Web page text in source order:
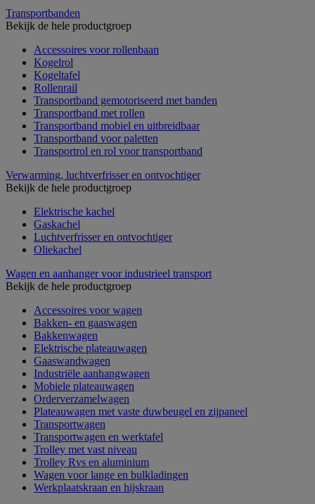
Transportbanden
Bekijk de hele productgroep
Accessoires voor rollenbaan
Kogelrol
Kogeltafel
Rollenrail
Transportband gemotoriseerd met banden
Transportband met rollen
Transportband mobiel en uitbreidbaar
Transportband voor paletten
Transportrol en rol voor transportband
Verwarming, luchtverfrisser en ontvochtiger
Bekijk de hele productgroep
Elektrische kachel
Gaskachel
Luchtverfrisser en ontvochtiger
Oliekachel
Wagen en aanhanger voor industrieel transport
Bekijk de hele productgroep
Accessoires voor wagen
Bakken- en gaaswagen
Bakkenwagen
Elektrische plateauwagen
Gaaswandwagen
Industriële aanhangwagen
Mobiele plateauwagen
Orderverzamelwagen
Plateauwagen met vaste duwbeugel en zijpaneel
Transportwagen
Transportwagen en werktafel
Trolley met vast niveau
Trolley Rvs en aluminium
Wagen voor lange en bulkladingen
Werkplaatskraan en hijskraan